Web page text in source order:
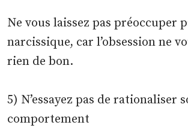
Ne vous laissez pas préoccuper
narcissique, car l’obsession ne
rien de bon.
5) N’essayez pas de rationaliser
comportement